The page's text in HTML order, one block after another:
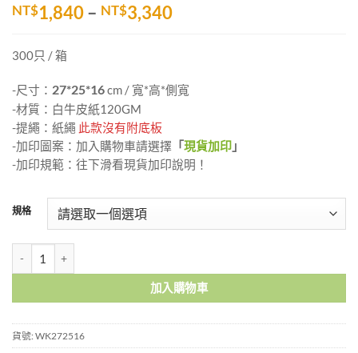
NT$1,840– NT$3,340價
NT$1,840
到
300只 / 箱
-尺寸： 27*25*16cm / 寬*高*側寬
-材質：白牛皮紙120GM
-提繩：紙繩 此款沒有附底板
-加印圖案：加入購物車請選擇 「現貨加印 」
-加印規範：往下滑看現貨加印說明！
規格
加入購物車
貨號: WK272516